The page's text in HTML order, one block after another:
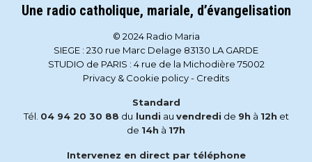
Une radio catholique, mariale, d’évangelisation
© 2024 Radio Maria
SIEGE : 230 rue Marc Delage 83130 LA GARDE
STUDIO de PARIS : 4 rue de la Michodière 75002
Privacy & Cookie policy- Credits
Standard
Tél. 04 94 20 30 88 du lundi au vendredi de 9h à 12h et
de 14h à 17h
Intervenez en direct par téléphone